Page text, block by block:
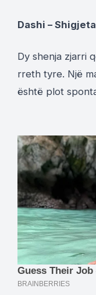
Dashi –
Dy shenja zjarri
rreth tyre. Një
është plot